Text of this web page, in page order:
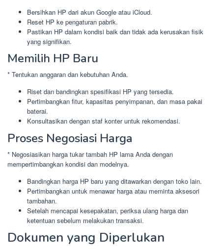
Bersihkan HP dari akun Google atau iCloud.
Reset HP ke pengaturan pabrik.
Pastikan HP dalam kondisi baik dan tidak ada kerusakan fisik
yang signifikan.
Memilih HP Baru
* Tentukan anggaran dan kebutuhan Anda.
Riset dan bandingkan spesifikasi HP yang tersedia.
Pertimbangkan fitur, kapasitas penyimpanan, dan masa pakai
baterai.
Konsultasikan dengan staf konter untuk rekomendasi.
Proses Negosiasi Harga
* Negosiasikan harga tukar tambah HP lama Anda dengan
mempertimbangkan kondisi dan modelnya.
Bandingkan harga HP baru yang ditawarkan dengan toko lain.
Pertimbangkan untuk menawar harga atau meminta aksesori
tambahan.
Setelah mencapai kesepakatan, periksa ulang harga dan
ketentuan sebelum melakukan transaksi.
Dokumen yang Diperlukan